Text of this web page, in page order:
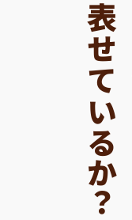
表せているか？